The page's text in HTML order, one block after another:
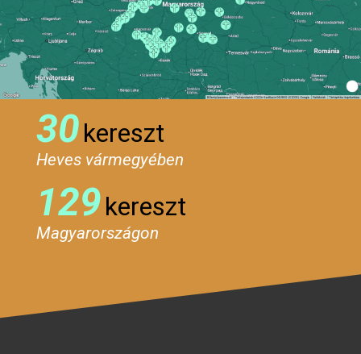
30kereszt
Heves vármegyében
129kereszt
Magyarországon